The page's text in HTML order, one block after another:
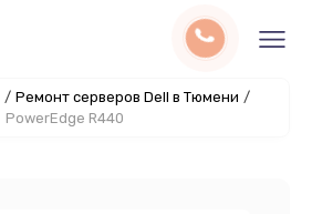
/ Ремонт серверов Dell в Тюмени /
PowerEdge R440